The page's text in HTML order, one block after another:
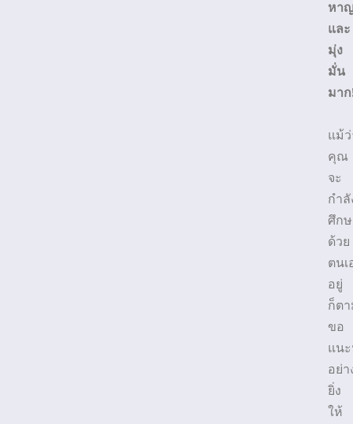
หา
และ
มุ่ง
มั่น
มา
แม้ว่
คุณ
จะ
กำลั
ศึก
ด้วย
ตนเ
อยู่
ก็ต
ขอ
แน
อย่า
ยิ่ง
ให้